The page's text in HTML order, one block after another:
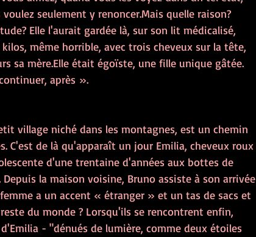
seulement y renoncer.Mais quelle raison?
Elle l'aurait gardée là, sur son lit médicalisé,
même horrible, avec trois cheveux sur la tête,
sa mère.Elle était égoïste, une fille unique gâtée.
après ».
village niché dans les montagnes, est un chemin
C'est de là qu'apparaît un jour Emilia, cheveux roux
d'une trentaine d'années aux bottes de
la maison voisine, Bruno assiste à son arrivée
a un accent « étranger » et un tas de sacs et
du monde ? Lorsqu'ils se rencontrent enfin,
- "dénués de lumière, comme deux étoiles